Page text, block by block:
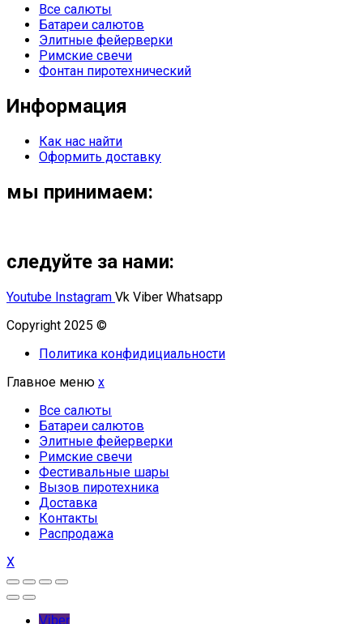
Все салюты
Батареи салютов
Элитные фейерверки
Римские свечи
Фонтан пиротехнический
Информация
Как нас найти
Оформить доставку
мы принимаем:
следуйте за нами:
Youtube Instagram Vk Viber Whatsapp
Copyright 2025 ©
Политика конфидициальности
Главное меню x
Все салюты
Батареи салютов
Элитные фейерверки
Римские свечи
Фестивальные шары
Вызов пиротехника
Доставка
Контакты
Распродажа
X
Viber